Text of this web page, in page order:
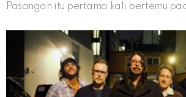
Pasangan itu pertama kali bertemu